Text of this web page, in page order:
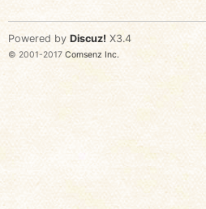
Powered by Discuz! X3.4
© 2001-2017 Comsenz Inc.